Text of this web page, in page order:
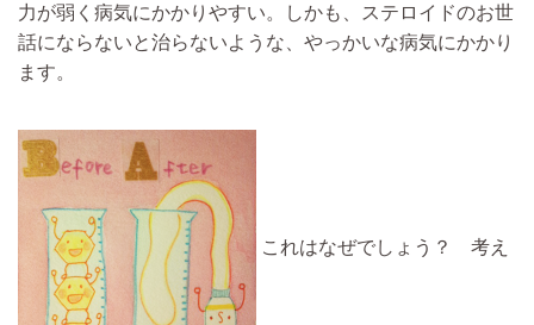
力が弱く病気にかかりやすい。
しかも、ステロイドのお世
話にならないと治らないような、やっかいな病気にかかり
ます。
これはなぜでしょう？ 考え